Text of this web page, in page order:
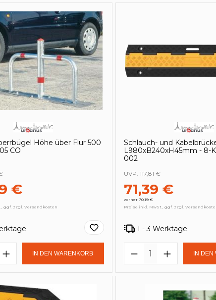
Höhe über Flur 500
CO
€
ggf. zzgl. Versandkosten
Anzahl: Gib den gewünschten
IN DEN WARENKORB
Schlauch- und
L980xB240xH45mm - 8-
002
71,39 €
vorher 70,19 €
UVP: 117,81 €
Preise inkl. MwSt., ggf. zzgl.
1 - 3 Werktage
Produkt IN